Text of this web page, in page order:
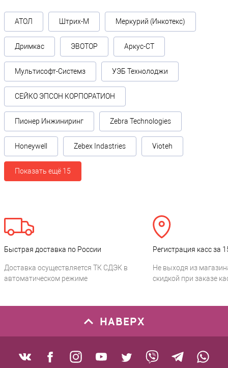
АТОЛ Штрих-М Меркурий (Инкотекс)
Дримкас ЭВОТОР Аркус-СТ
Мультисофт-Системз УЭБ Технолоджи
СЕЙКО ЭПСОН КОРПОРАТИОН
Пионер Инжиниринг Zebra Technologies
Honeywell Zebex Indastries Vioteh
Показать ещё 15
Быстрая доставка по России
Доставка осуществляется ТК СДЭК в
автоматическом режиме
Регистрация касс за
Не выходя из
скидкой при заказе
НАВЕРХ